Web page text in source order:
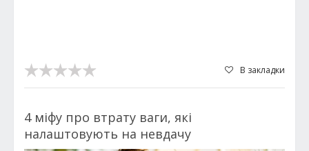
В закладки
4 міфу про втрату ваги, які
налаштовують на невдачу